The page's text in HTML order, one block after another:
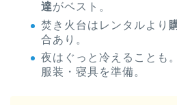
達がベスト。
焚き火台はレンタルより
合あり。
夜はぐっと冷えることも
服装・寝具を準備。